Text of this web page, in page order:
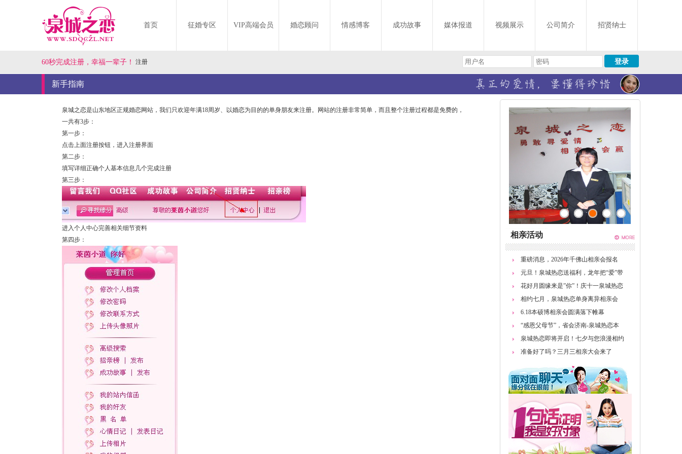
首页 征婚专区 VIP高端会员 婚恋顾问 情感博客 成功故事 媒体报道 视频展示 公司简介 招贤纳士
60秒完成注册，幸福一辈子！ 注册
新手指南
泉城之恋是山东地区正规婚恋网站，我们只欢迎年满18周岁、以婚恋为目的的单身朋友来注册。网站的注册非常简单，而且整个注册过程都是免费的，
一共有3步：
第一步：
点击上面注册按钮，进入注册界面
第二步：
填写详细正确个人基本信息几个完成注册
第三步：
进入个人中心完善相关细节资料
第四步：
相亲活动
重磅消息，2026年千佛山相亲会报名
元旦！泉城热恋送福利，龙年把“爱”带
花好月圆缘来是”你”！庆十一泉城热恋
相约七月，泉城热恋单身离异相亲会
6.18本硕博相亲会圆满落下帷幕
“感恩父母节”，省会济南-泉城热恋本
泉城热恋即将开启！七夕与您浪漫相约
准备好了吗？三月三相亲大会来了